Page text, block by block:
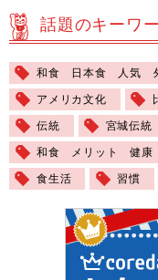
話題のキーワ
和食 日本食 人気
アメリカ文化
伝統 宮城伝統
和食 メリット 健康
食生活 習慣